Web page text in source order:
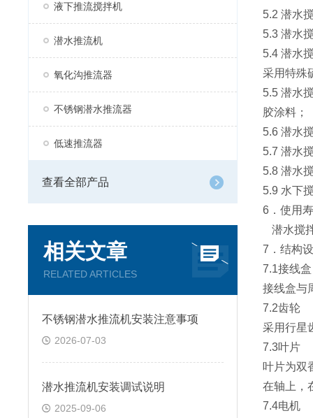
液下推流搅拌机
潜水推流机
氧化沟推流器
不锈钢潜水推流器
低速推流器
查看全部产品
相关文章
RELATED ARTICLES
不锈钢潜水推流机安装注意事项
2026-07-03
潜水推流机安装调试说明
2025-09-06
5.2 潜水
5.3 潜水
5.4 潜水
采用特殊
5.5 潜水
胶涂料；
5.6 潜水
5.7 潜水
5.8 潜水
5.9 水下
6．使用
潜水搅
7．结构
7.1接线盒
接线盒与
7.2齿轮
采用行星
7.3叶片
叶片为双
在轴上，
7.4电机